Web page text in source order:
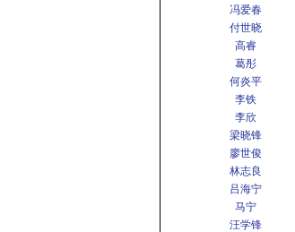
冯爱春
付世晓
高睿
葛彤
何炎平
李铁
李欣
梁晓锋
廖世俊
林志良
吕海宁
马宁
汪学锋